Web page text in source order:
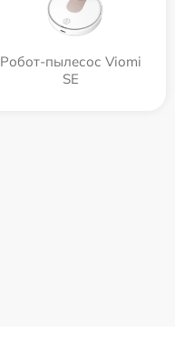
Робот-пылесос Viomi
SE